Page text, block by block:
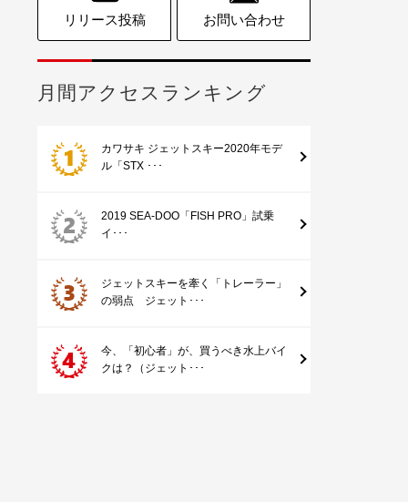
リリース投稿 お問い合わせ
月間アクセスランキング
カワサキ ジェットスキー2020年モデ
ル「STX ･･･
2019 SEA-DOO「FISH PRO」試乗
イ･･･
ジェットスキーを牽く「トレーラー」
の弱点 ジェット･･･
今、「初心者」が、買うべき水上バイ
クは？（ジェット･･･